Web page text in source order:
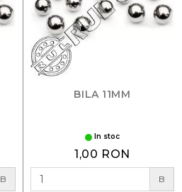
B
BILA 11MM
In stoc
1,00 RON
B